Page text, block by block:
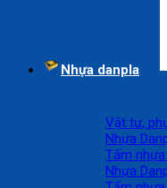
Nhựa danpla
Vật tư,
Nhựa
Tấm
Nhựa